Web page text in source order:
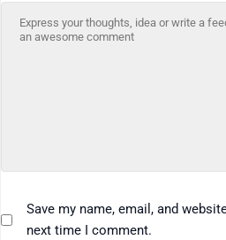
Save my name, email, and
next time I comment.